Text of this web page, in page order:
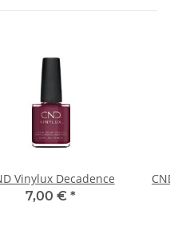
Vinylux Decadence
7,00 € *